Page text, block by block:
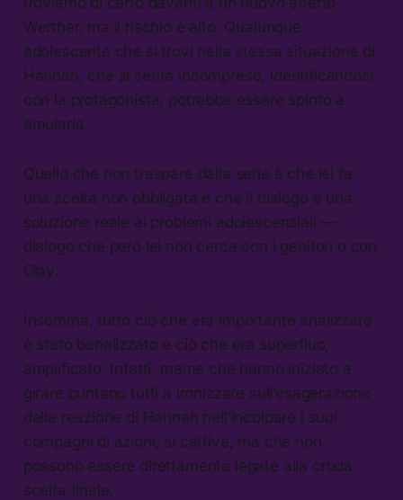
Werther, ma il rischio è alto. Qualunque
adolescente che si trovi nella stessa situazione di
Hannah, che si senta incompreso, identificandosi
con la protagonista, potrebbe essere spinto a
emularla.
Quello che non traspare dalla serie è che lei fa
una scelta non obbligata e che il dialogo è una
soluzione reale ai problemi adolescenziali —
dialogo che però lei non cerca con i genitori o con
Clay.
Insomma, tutto ciò che era importante analizzare
è stato banalizzato e ciò che era superfluo,
amplificato. Infatti, meme che hanno iniziato a
girare puntano tutti a ironizzare sull’esagerazione
della reazione di Hannah nell’incolpare i suoi
compagni di azioni, sì cattive, ma che non
possono essere direttamente legate alla cruda
scelta finale.